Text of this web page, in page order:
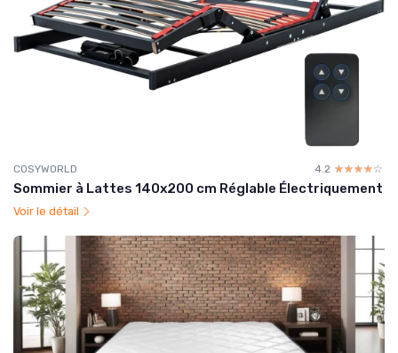
COSYWORLD 4.2 ☆☆☆☆☆
★★★★★
Sommier à Lattes 140x200 cm Réglable Électriquement
Voir le détail